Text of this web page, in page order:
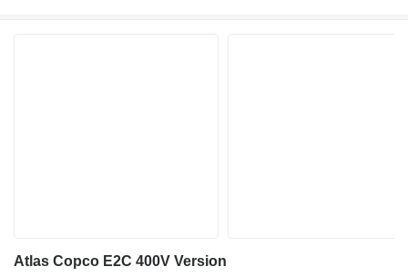
Atlas Copco E2C 400V Version